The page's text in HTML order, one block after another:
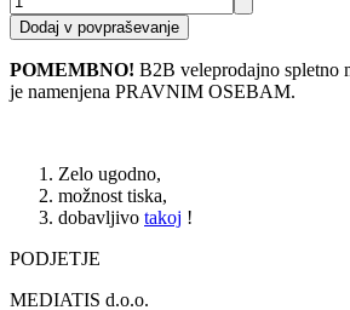
Dodaj v povpraševanje
POMEMBNO! B2B veleprodajno spletno
je namenjena PRAVNIM OSEBAM.
Zelo ugodno,
možnost tiska,
dobavljivo takoj !
PODJETJE
MEDIATIS d.o.o.